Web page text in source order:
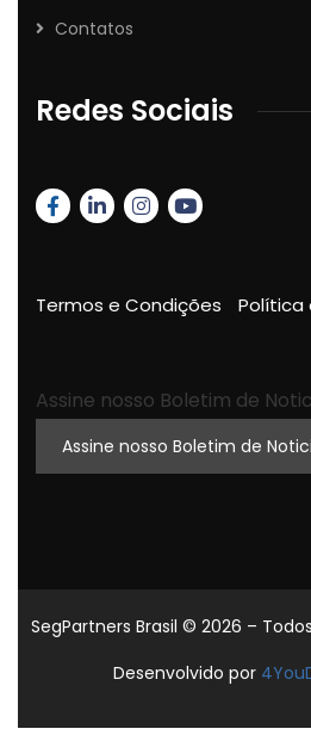
Contatos
Redes Sociais
Termos e Condições Política
Assine nosso Boletim de
SegPartners Brasil © 2026 –
Desenvolvido por